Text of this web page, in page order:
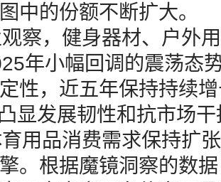
中的份额不断扩大。
察，健身器材、户外
年小幅回调的震荡态
性，近五年保持持续
显发展韧性和抗市场
用品消费需求保持扩
。根据魔镜洞察的数